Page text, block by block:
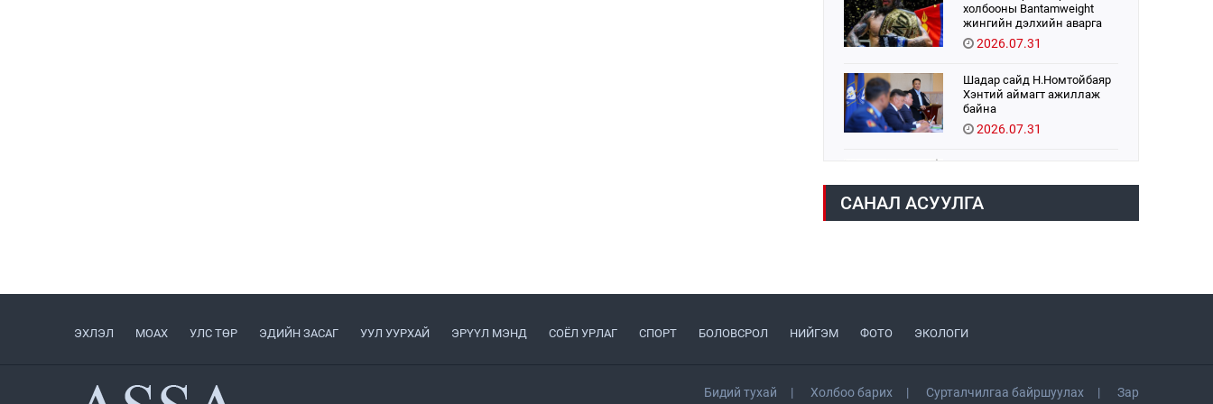
холбооны Bantamweight
жингийн дэлхийн аварга
Б.Энх-Оргил аваргын бүс
хамгаалах тулаанаа
2026.07.31
Шадар сайд Н.Номтойбаяр
Хэнтий аймагт ажиллаж
байна
2026.07.31
2026.07.31
2026.07.31
ЦАНХИЙН ЗҮҮН УУРХАЙН
САНАЛ АСУУЛГА
ЭХЛЭЛ МОАХ УЛС ТӨР ЭДИЙН ЗАСАГ УУЛ УУРХАЙ ЭРҮҮЛ МЭНД СОЁЛ УРЛАГ СПОРТ БОЛОВСРОЛ НИЙГЭМ ФОТО ЭКОЛОГИ
Бидий тухай Холбоо барих Сурталчилгаа байршуулах Зар